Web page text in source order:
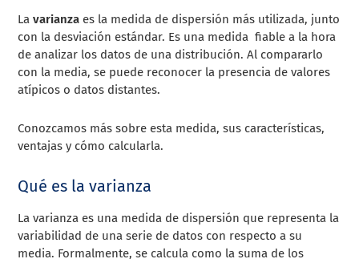
Lavarianza es la medida de dispersión más utilizada, junto
con la desviación estándar. Es una medida fiable a la hora
de analizar los datos de una distribución. Al compararlo
con la media, se puede reconocer la presencia de valores
atípicos o datos distantes.
Conozcamos más sobre esta medida, sus características,
ventajas y cómo calcularla.
Qué es la varianza
La varianza es una medida de dispersión que representa la
variabilidad de una serie de datos con respecto a su
media. Formalmente, se calcula como la suma de los